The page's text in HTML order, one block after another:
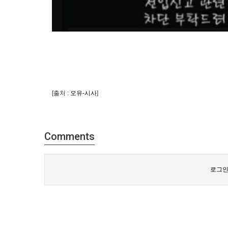
[출처 : 오유-시사]
Comments
로그